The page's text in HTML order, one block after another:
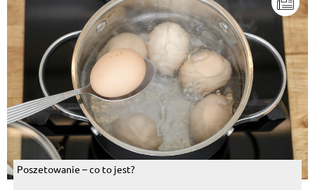
Poszetowanie – co to jest?